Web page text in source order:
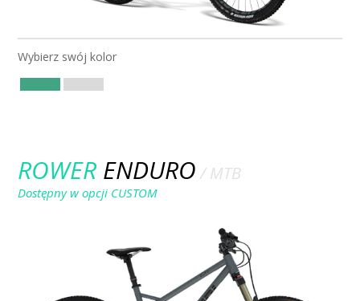
Wybierz swój kolor
ROWER ENDURO / MTB
Dostępny w opcji CUSTOM